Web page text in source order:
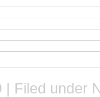
| Filed under